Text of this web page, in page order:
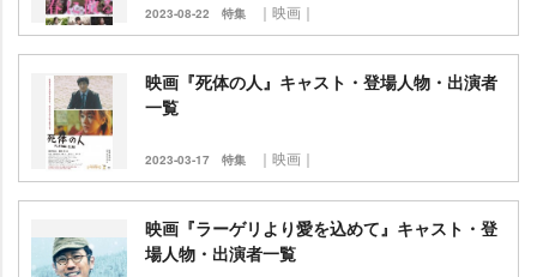
2023-08-22 特集 ｜映画｜
映画『死体の人』キャスト・登場人物・出演者
一覧
2023-03-17 特集 ｜映画｜
映画『ラーゲリより愛を込めて』キャスト・登
場人物・出演者一覧